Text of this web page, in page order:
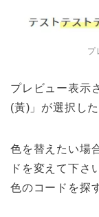
プ
プレビュー表示
(黃)」が選択し
色を替えたい場
ドを変えて下さ
色のコードを探